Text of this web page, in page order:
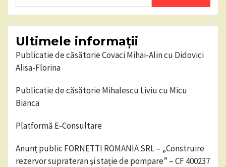
Ultimele informații
Publicatie de căsătorie Covaci Mihai-Alin cu Didovici
Alisa-Florina
Publicatie de căsătorie Mihalescu Liviu cu Micu
Bianca
Platformă E-Consultare
Anunț public FORNETTI ROMANIA SRL – „Construire
rezervor suprateran și stație de pompare” – CF 400237